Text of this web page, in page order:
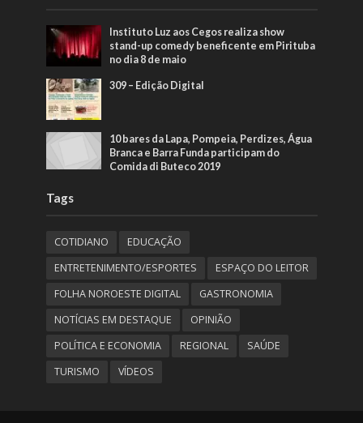
Instituto Luz aos Cegos realiza show
stand-up comedy beneficente em Pirituba
no dia 8 de maio
309 – Edição Digital
10 bares da Lapa, Pompeia, Perdizes, Água
Branca e Barra Funda participam do
Comida di Buteco 2019
Tags
COTIDIANO
EDUCAÇÃO
ENTRETENIMENTO/ESPORTES
ESPAÇO DO LEITOR
FOLHA NOROESTE DIGITAL
GASTRONOMIA
NOTÍCIAS EM DESTAQUE
OPINIÃO
POLÍTICA E ECONOMIA
REGIONAL
SAÚDE
TURISMO
VÍDEOS